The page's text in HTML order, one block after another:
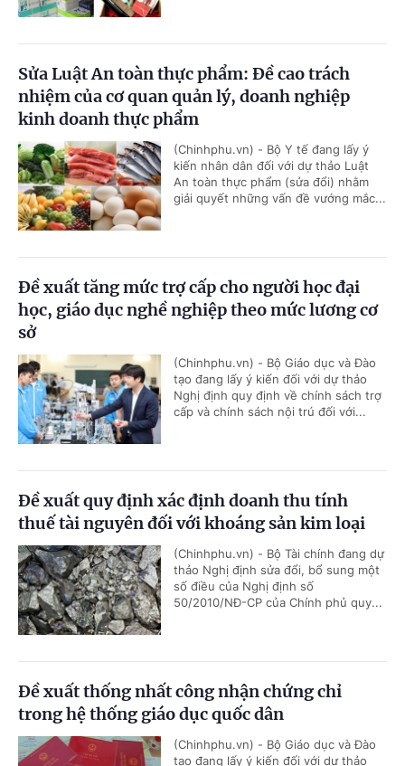
Sửa Luật An toàn thực phẩm: Đề cao trách
nhiệm của cơ quan quản lý, doanh nghiệp
kinh doanh thực phẩm
(Chinhphu.vn) - Bộ Y tế đang lấy ý
kiến nhân dân đối với dự thảo Luật
An toàn thực phẩm (sửa đổi) nhằm
giải quyết những vấn đề vướng mắc...
Đề xuất tăng mức trợ cấp cho người học đại
học, giáo dục nghề nghiệp theo mức lương cơ
sở
(Chinhphu.vn) - Bộ Giáo dục và Đào
tạo đang lấy ý kiến đối với dự thảo
Nghị định quy định về chính sách trợ
cấp và chính sách nội trú đối với...
Đề xuất quy định xác định doanh thu tính
thuế tài nguyên đối với khoáng sản kim loại
(Chinhphu.vn) - Bộ Tài chính đang dự
thảo Nghị định sửa đổi, bổ sung một
số điều của Nghị định số
50/2010/NĐ-CP của Chính phủ quy...
Đề xuất thống nhất công nhận chứng chỉ
trong hệ thống giáo dục quốc dân
(Chinhphu.vn) - Bộ Giáo dục và Đào
tạo đang lấy ý kiến đối với dự thảo